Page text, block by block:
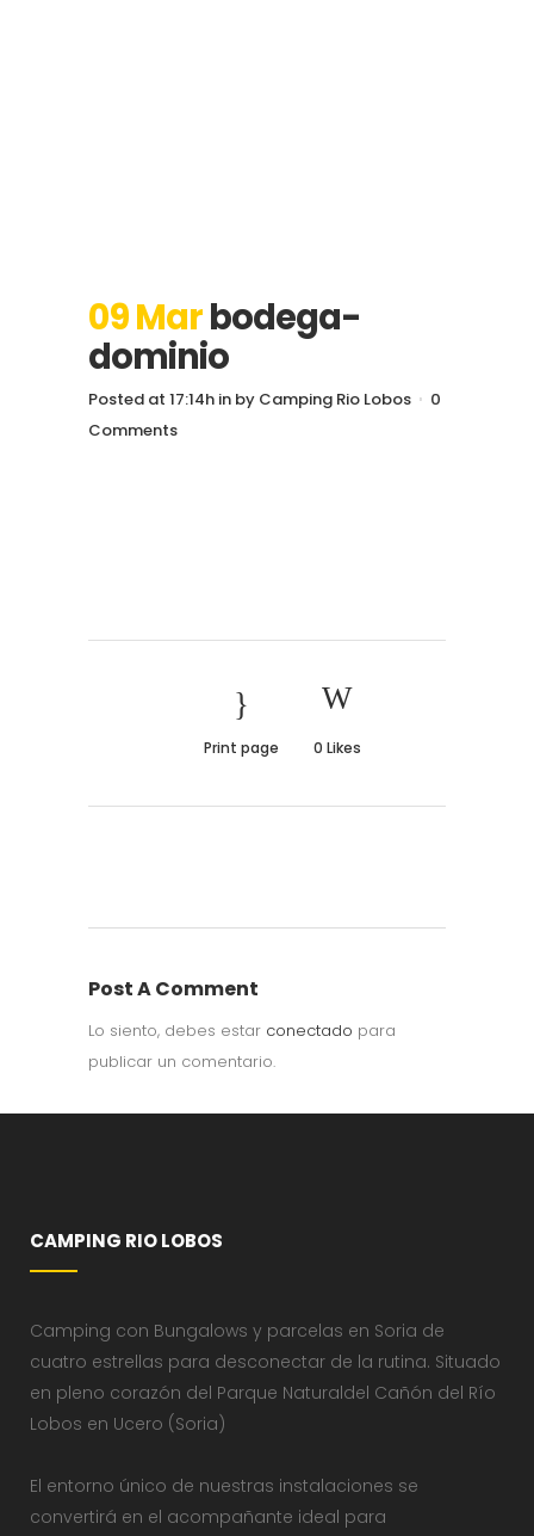
09 Marbodega-
dominio
Posted at 17:14h in by Camping Rio Lobos
0
Comments
Print page 0 Likes
Post A Comment
Lo siento, debes estar conectado para
publicar un comentario.
CAMPING RIO LOBOS
Camping con Bungalows y parcelas en Soria de
cuatro estrellas para desconectar de la rutina. Situado
en pleno corazón del Parque Naturaldel Cañón del Río
Lobos en Ucero (Soria)
El entorno único de nuestras instalaciones se
convertirá en el acompañante ideal para